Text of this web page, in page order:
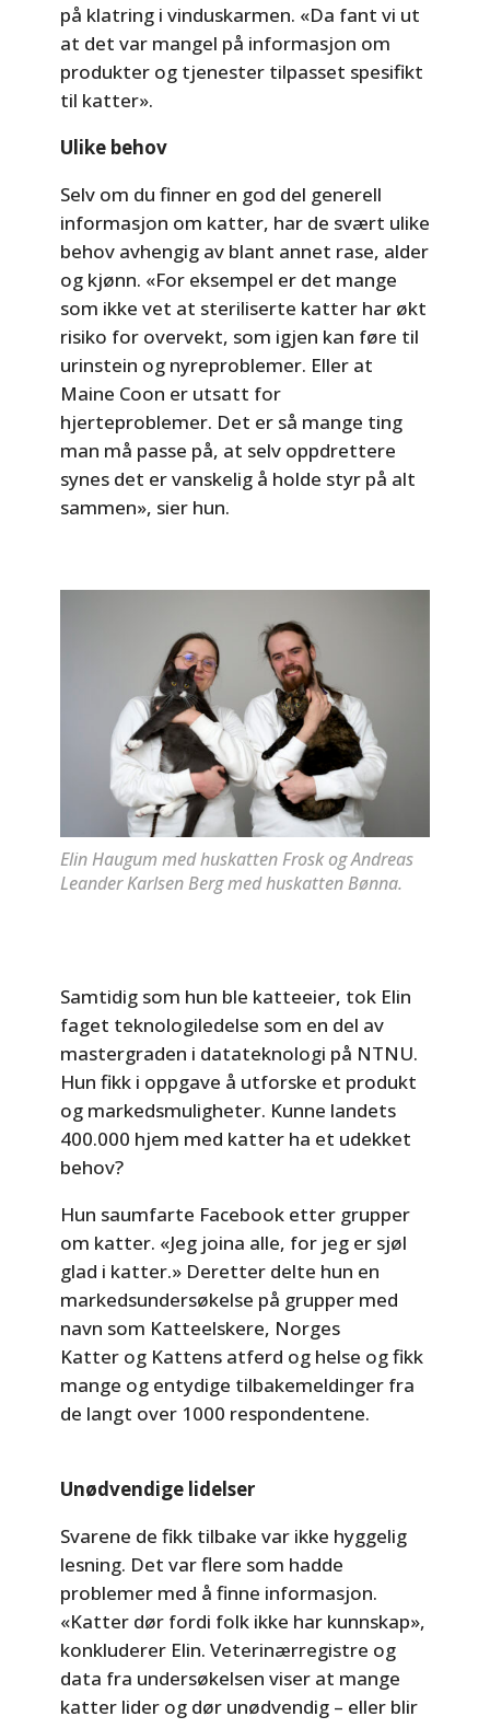
på klatring i vinduskarmen. «Da fant vi ut
at det var mangel på informasjon om
produkter og tjenester tilpasset spesifikt
til katter».
Ulike behov
Selv om du finner en god del generell
informasjon om katter, har de svært ulike
behov avhengig av blant annet rase, alder
og kjønn. «For eksempel er det mange
som ikke vet at steriliserte katter har økt
risiko for overvekt, som igjen kan føre til
urinstein og nyreproblemer. Eller at
Maine Coon er utsatt for
hjerteproblemer. Det er så mange ting
man må passe på, at selv oppdrettere
synes det er vanskelig å holde styr på alt
sammen», sier hun.
Elin Haugum med huskatten Frosk og Andreas
Leander Karlsen Berg med huskatten Bønna.
Samtidig som hun ble katteeier, tok Elin
faget teknologiledelse som en del av
mastergraden i datateknologi på NTNU.
Hun fikk i oppgave å utforske et produkt
og markedsmuligheter. Kunne landets
400.000 hjem med katter ha et udekket
behov?
Hun saumfarte Facebook etter grupper
om katter. «Jeg joina alle, for jeg er sjøl
glad i katter.» Deretter delte hun en
markedsundersøkelse på grupper med
navn som Katteelskere, Norges
Katter og Kattens atferd og helse og fikk
mange og entydige tilbakemeldinger fra
de langt over 1000 respondentene.
Unødvendige lidelser
Svarene de fikk tilbake var ikke hyggelig
lesning. Det var flere som hadde
problemer med å finne informasjon.
«Katter dør fordi folk ikke har kunnskap»,
konkluderer Elin. Veterinærregistre og
data fra undersøkelsen viser at mange
katter lider og dør unødvendig – eller blir